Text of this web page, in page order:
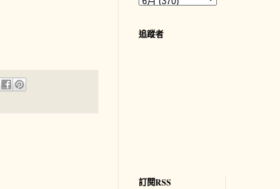
追蹤者
訂閱RSS